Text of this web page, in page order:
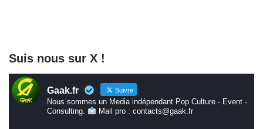
Suis nous sur X !
Gaak.fr Suivre
Nous sommes un Media indépendant Pop Culture - Event -
Consulting.
Mail pro : contacts@gaak.fr